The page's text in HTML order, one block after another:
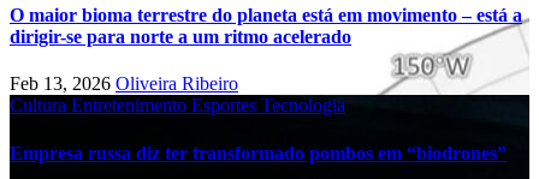
O maior bioma terrestre do planeta está em movimento – está a
dirigir-se para norte a um ritmo acelerado
Feb 13, 2026 Oliveira Ribeiro
Cultura Entretenimento Esportes Tecnologia
Empresa russa diz ter transformado pombos em “biodrones”